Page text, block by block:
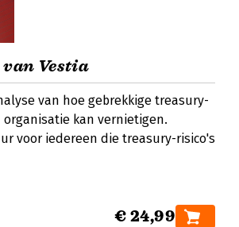
Vestia
van hoe gebrekkige treasury-
organisatie kan vernietigen.
voor iedereen die treasury-risico's
€ 24,99